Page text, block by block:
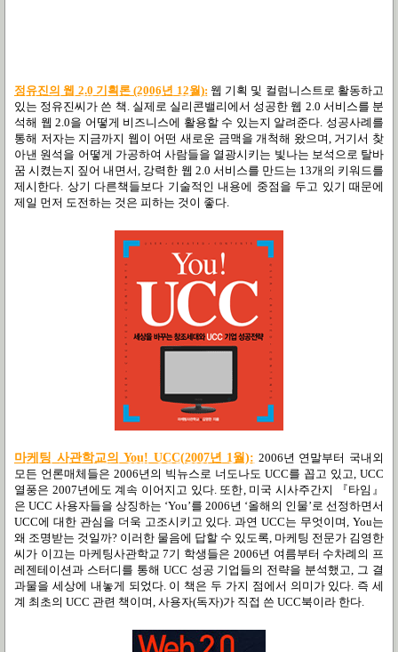
정유진의 웹 2.0 기획론 (2006년 12월): 웹 기획 및 컬럼니스트로 활동하고
있는 정유진씨가 쓴 책. 실제로 실리콘밸리에서 성공한 웹 2.0 서비스를 분
석해 웹 2.0을 어떻게 비즈니스에 활용할 수 있는지 알려준다. 성공사례를
통해 저자는 지금까지 웹이 어떤 새로운 금맥을 개척해 왔으며, 거기서 찾
아낸 원석을 어떻게 가공하여 사람들을 열광시키는 빛나는 보석으로 탈바
꿈 시켰는지 짚어 내면서, 강력한 웹 2.0 서비스를 만드는 13개의 키워드를
제시한다. 상기 다른책들보다 기술적인 내용에 중점을 두고 있기 때문에
제일 먼저 도전하는 것은 피하는 것이 좋다.
마케팅 사관학교의 You! UCC(2007년 1월): 2006년 연말부터 국내외
모든 언론매체들은 2006년의 빅뉴스로 너도나도 UCC를 꼽고 있고, UCC
열풍은 2007년에도 계속 이어지고 있다. 또한, 미국 시사주간지 『타임』
은 UCC 사용자들을 상징하는 ‘You’를 2006년 ‘올해의 인물’로 선정하면서
UCC에 대한 관심을 더욱 고조시키고 있다. 과연 UCC는 무엇이며, You는
왜 조명받는 것일까? 이러한 물음에 답할 수 있도록, 마케팅 전문가 김영한
씨가 이끄는 마케팅사관학교 7기 학생들은 2006년 여름부터 수차례의 프
레젠테이션과 스터디를 통해 UCC 성공 기업들의 전략을 분석했고, 그 결
과물을 세상에 내놓게 되었다. 이 책은 두 가지 점에서 의미가 있다. 즉 세
계 최초의 UCC 관련 책이며, 사용자(독자)가 직접 쓴 UCC북이라 한다.